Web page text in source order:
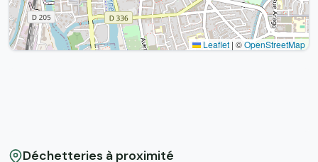
Leaflet | ©OpenStreetMap
Déchetteries à proximité